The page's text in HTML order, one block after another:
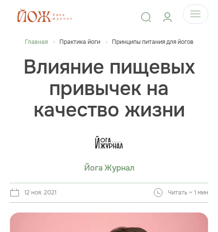
Главная Практика йоги Принципы питания для йогов
Влияние пищевых
привычек на
качество жизни
Йога Журнал
12 ноя. 2021 Читать ~ 1 мин